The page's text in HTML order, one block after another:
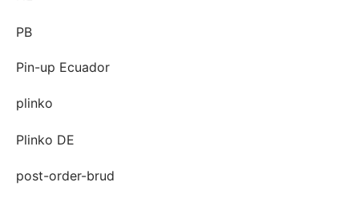
PB
Pin-up Ecuador
plinko
Plinko DE
post-order-brud